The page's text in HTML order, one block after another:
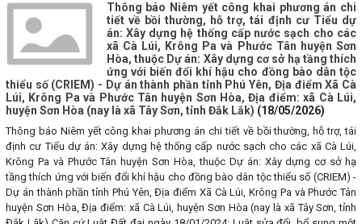
Thông báo Niêm yết công khai phương án chi
tiết về bồi thường, hỗ trợ, tái định cư Tiểu dự
án: Xây dựng hệ thống cấp nước sạch cho các
xã Cà Lúi, Krông Pa và Phước Tân huyện Sơn
Hòa, thuộc Dự án: Xây dựng cơ sở hạ tầng thích
ứng với biến đổi khí hậu cho đồng bào dân tộc
thiểu số (CRIEM) - Dự án thành phần tỉnh Phú Yên, Địa điểm Xã Cà
Lúi, Krông Pa và Phước Tân huyện Sơn Hòa, Địa điểm: xã Cà Lúi,
huyện Sơn Hòa (nay là xã Tây Sơn, tỉnh Đắk Lắk) (18/05/2026)
Thông báo Niêm yết công khai phương án chi tiết về bồi thường, hỗ trợ, tái
định cư Tiểu dự án: Xây dựng hệ thống cấp nước sạch cho các xã Cà Lúi,
Krông Pa và Phước Tân huyện Sơn Hòa, thuộc Dự án: Xây dựng cơ sở hạ
tầng thích ứng với biến đổi khí hậu cho đồng bào dân tộc thiểu số (CRIEM) -
Dự án thành phần tỉnh Phú Yên, Địa điểm Xã Cà Lúi, Krông Pa và Phước Tân
huyện Sơn Hòa, Địa điểm: xã Cà Lúi, huyện Sơn Hòa (nay là xã Tây Sơn, tỉnh